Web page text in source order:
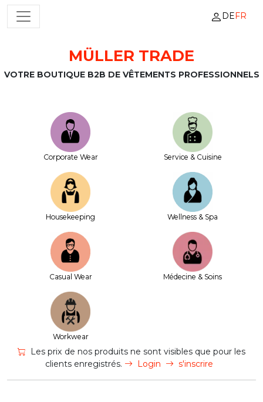
Passer au contenu
NAVIGATION PRINCIPALE DEFR
MÜLLER TRADE
VOTRE BOUTIQUE B2B DE VÊTEMENTS PROFESSIONNELS
Corporate Wear Service & Cuisine
House­keeping Wellness & Spa
Casual Wear Médecine & Soins
Workwear
Les prix de nos produits ne sont visibles que pour les
clients enregistrés.
Login s'inscrire